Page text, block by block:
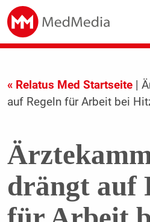
« Relatus Med Startseite|
auf Regeln für Arbeit bei
drängt auf